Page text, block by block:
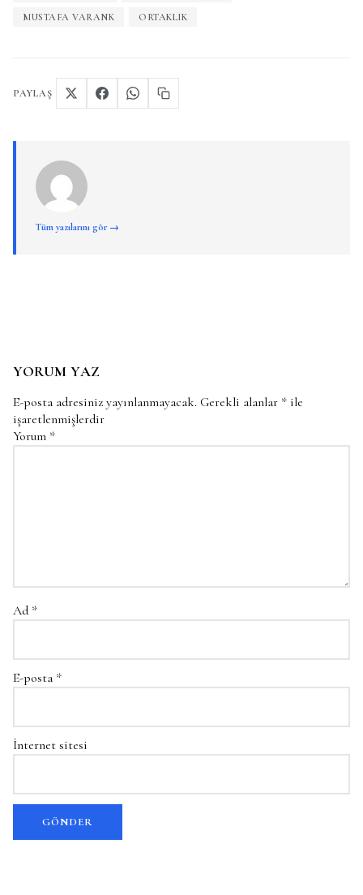
MUSTAFA VARANK ORTAKLIK
PAYLAŞ
Tüm yazılarını gör →
YORUM YAZ
E-posta adresiniz yayınlanmayacak. Gerekli alanlar * ile
işaretlenmişlerdir
Yorum *
Ad *
E-posta *
İnternet sitesi